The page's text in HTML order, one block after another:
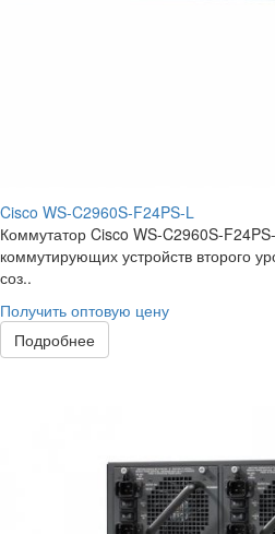
Cisco WS-C2960S-F24PS-L
Коммутатор Cisco WS-C2960S-
коммутирующих устройств второго
соз..
Получить оптовую цену
Подробнее